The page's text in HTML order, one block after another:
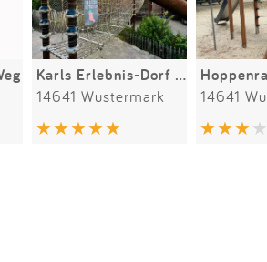
Karls Erlebnis-Dorf Elstal bei Berlin
14641 Wustermark 14641